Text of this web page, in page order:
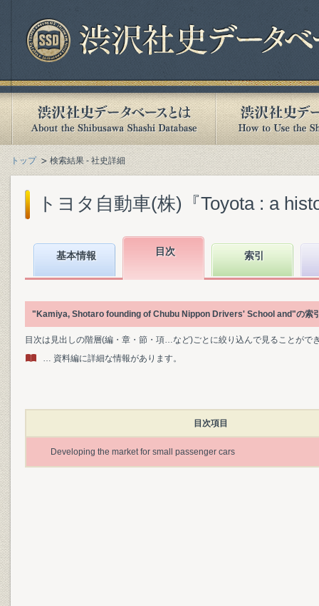
トップ 検索結果 - 社史詳細
トヨタ自動車(株)『Toyota : a
基本情報 目次 索引
"Kamiya, Shotaro founding of Chubu Nippon Drivers' School and"の索
目次は見出しの階層(編・章・節・項…など)ごとに絞り込んで見ることがで
… 資料編に詳細な情報があります。
目次項目
Developing the market for small passenger cars